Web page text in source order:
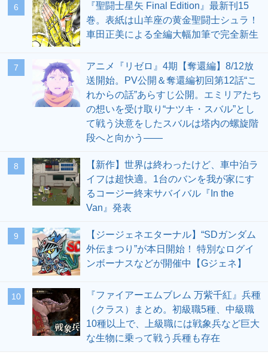
6
『聖闘士星矢 Final Edition』最新刊15
巻。表紙は山羊座の黄金聖闘士シュラ！
車田正美による全編大幅加筆で完全新生
7
アニメ『リゼロ』4期【奪還編】8/12放
送開始。PV公開＆奪還編初回第12話“こ
れからの話”あらすじ公開。エミリアたち
の想いを受け取り“ナツキ・スバル”とし
て戦う決意をしたスバルは塔内の螺旋階
段へと向かう――
8
【新作】世界は終わったけど、車中泊ラ
イフは超快適。1台のバンを我が家にす
るコージー終末サバイバル『In the
Van』発表
9
【ジージェネエターナル】“SDガンダム
外伝まつり”が本日開始！ 特別なログイ
ンボーナスなどが開催中【Gジェネ】
10
『ファイアーエムブレム 万紫千紅』兵種
（クラス）まとめ。初級職5種、中級職
10種以上で、上級職には戦象兵など巨大
な生物に乗って戦う兵種も存在